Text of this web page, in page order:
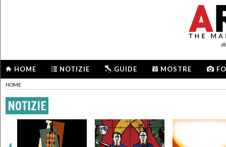
HOME NOTIZIE GUIDE MOSTRE
HOME
NOTIZIE